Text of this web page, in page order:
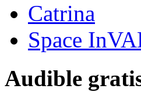
Catrina
Space
Audible